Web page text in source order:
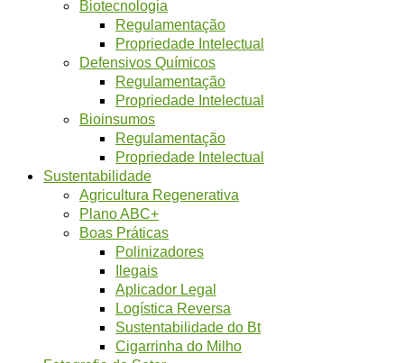
Biotecnologia
Regulamentação
Propriedade Intelectual
Defensivos Químicos
Regulamentação
Propriedade Intelectual
Bioinsumos
Regulamentação
Propriedade Intelectual
Sustentabilidade
Agricultura Regenerativa
Plano ABC+
Boas Práticas
Polinizadores
Ilegais
Aplicador Legal
Logística Reversa
Sustentabilidade do Bt
Cigarrinha do Milho